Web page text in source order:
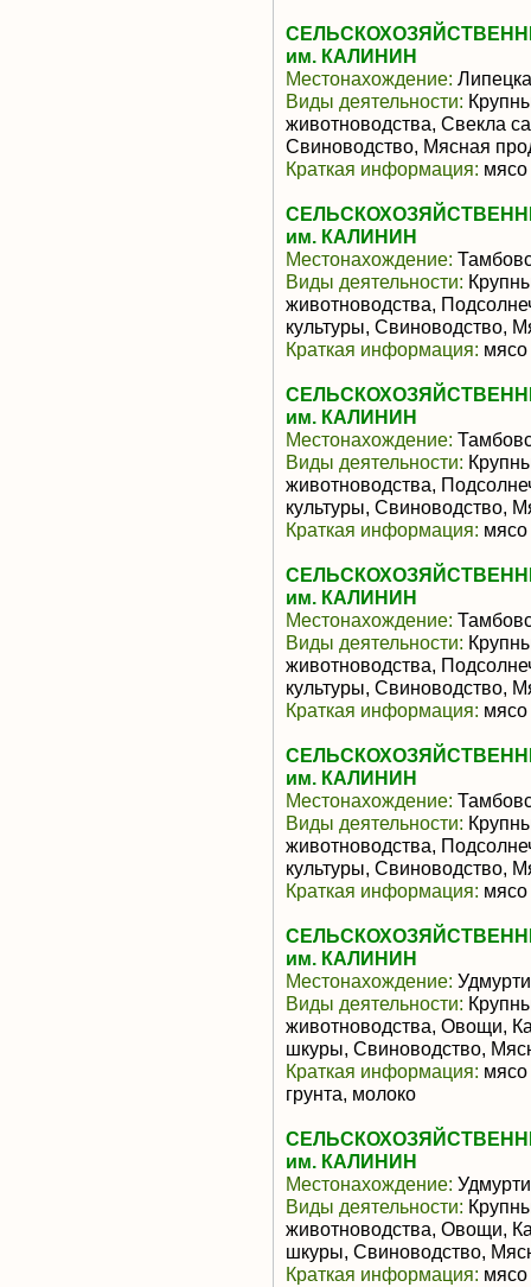
им. КАЛИНИН
Местонахождение:
Виды деятельности:
животноводства, Свекла
Свиноводство, Мясная
Краткая информация: мясо
им. КАЛИНИН
Местонахождение:
Виды деятельности:
животноводства,
культуры, Свиноводство,
Краткая информация: мясо
им. КАЛИНИН
Местонахождение:
Виды деятельности:
животноводства,
культуры, Свиноводство,
Краткая информация: мясо
им. КАЛИНИН
Местонахождение:
Виды деятельности:
животноводства,
культуры, Свиноводство,
Краткая информация: мясо
им. КАЛИНИН
Местонахождение:
Виды деятельности:
животноводства,
культуры, Свиноводство,
Краткая информация: мясо
им. КАЛИНИН
Местонахождение:
Виды деятельности:
животноводства, Овощи,
шкуры, Свиноводство,
Краткая информация: мясо
грунта, молоко
им. КАЛИНИН
Местонахождение:
Виды деятельности:
животноводства, Овощи,
шкуры, Свиноводство,
Краткая информация: мясо